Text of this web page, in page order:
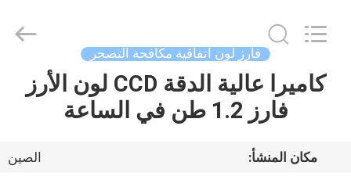
منزل،
منتجات
Reserved.
فارز لون اتفاقية مكافحة التصحر
كاميرا عالية الدقة CCD لون الأرز
فارز 1.2 طن في الساعة
مكان المنشأ:
الصين